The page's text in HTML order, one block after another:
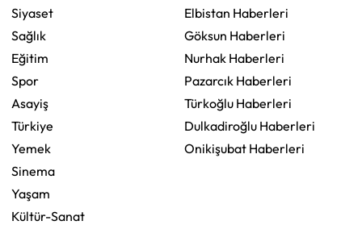
Siyaset
Sağlık
Eğitim
Spor
Asayiş
Türkiye
Yemek
Sinema
Yaşam
Kültür-Sanat
Elbistan Haberleri
Göksun Haberleri
Nurhak Haberleri
Pazarcık Haberleri
Türkoğlu Haberleri
Dulkadiroğlu Haberleri
Onikişubat Haberleri